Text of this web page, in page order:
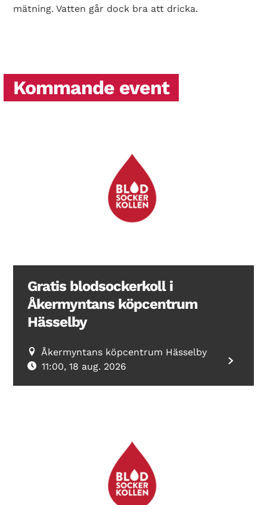
Search Diabetes Wellness Sverige
mätning. Vatten går dock bra att dricka.
Kommande event
Gratis blodsockerkoll i
Åkermyntans köpcentrum
Hässelby
Åkermyntans köpcentrum Hässelby
11:00, 18 aug. 2026